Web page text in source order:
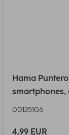
Hama
smartphones,
00125106
4,99 EUR